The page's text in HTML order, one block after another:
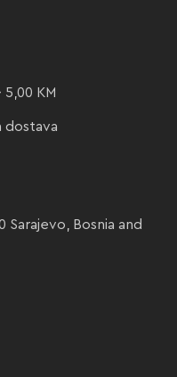
KM
dostava
Sarajevo, Bosnia and